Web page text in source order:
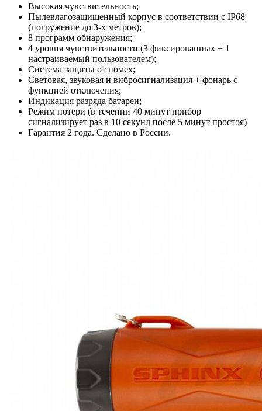
Высокая чувствительность;
Пылевлагозащищенный корпус в соответствии с IP68
(погружение до 3-х метров);
8 программ обнаружения;
4 уровня чувствительности (3 фиксированных + 1
настраиваемый пользователем);
Система защиты от помех;
Световая, звуковая и вибросигнализация + фонарь с
функцией отключения;
Индикация разряда батареи;
Режим потери (в течении 40 минут прибор
сигнализирует раз в 10 секунд после 5 минут простоя)
Гарантия 2 года. Сделано в России.